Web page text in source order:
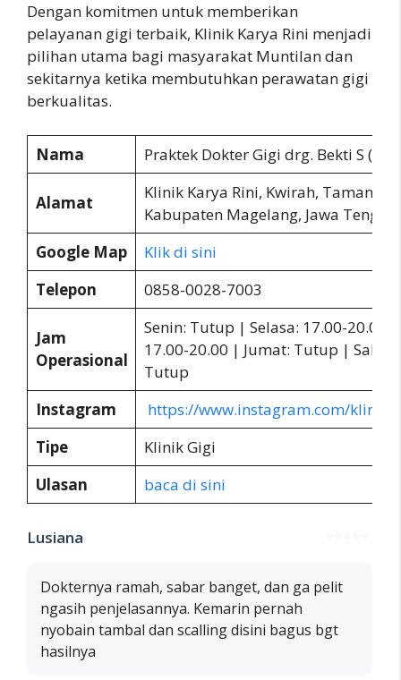
Dengan komitmen untuk memberikan
pelayanan gigi terbaik, Klinik Karya Rini menjadi
pilihan utama bagi masyarakat Muntilan dan
sekitarnya ketika membutuhkan perawatan gigi
berkualitas.
Nama Praktek Dokter Gigi drg. Bekti S
Alamat
Klinik Karya Rini, Kwirah,
Kabupaten Magelang, Jawa Tengah
Google Map
Klik di sini
Telepon
0858-0028-7003
Jam
Operasional
Senin: Tutup | Selasa: 17.00-20.00
17.00-20.00 | Jumat: Tutup |
Tutup
Instagram
https://www.instagram.com/
Tipe
Klinik Gigi
Ulasan
baca di sini
Lusiana
Dokternya ramah, sabar banget, dan ga pelit
ngasih penjelasannya. Kemarin pernah
nyobain tambal dan scalling disini bagus bgt
hasilnya